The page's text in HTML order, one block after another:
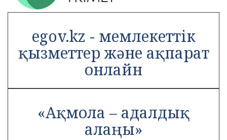
egov.kz - мемлекеттік
қызметтер және ақпарат
онлайн
«Ақмола – адалдық
алаңы»